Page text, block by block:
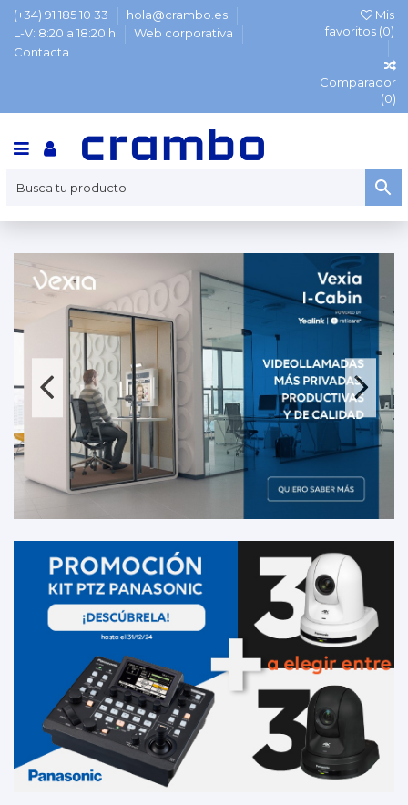
(+34) 91 185 10 33
hola@crambo.es
L-V: 8:20 a 18:20 h
Web corporativa
Contacta
Mis
favoritos (0)
Comparador
(0)